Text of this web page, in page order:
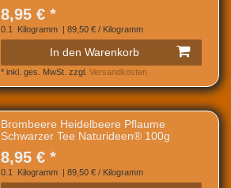
8,95 € *
0.1 Kilogramm | 89,50 € / Kilogramm
In den Warenkorb
* inkl. ges. MwSt. zzgl. Versandkosten
Brombeere Heidelbeere Pflaume
Schwarzer Tee Naturideen® 100g
8,95 € *
0.1 Kilogramm | 89,50 € / Kilogramm